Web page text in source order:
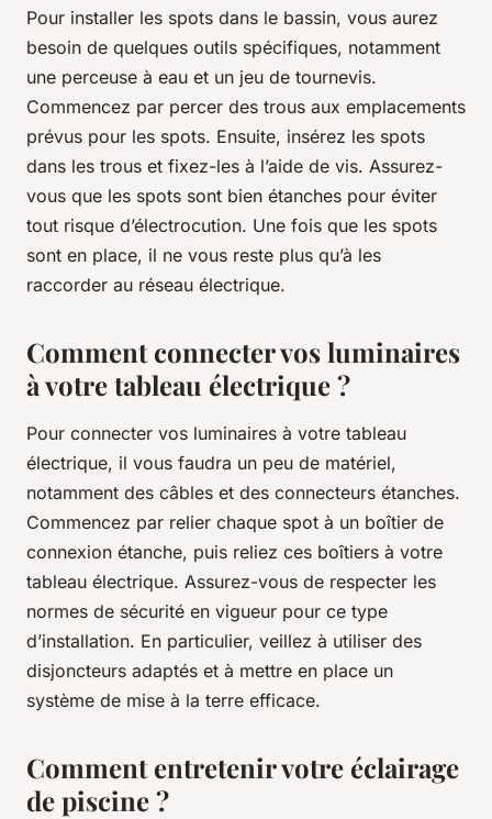
Pour installer les spots dans le bassin, vous aurez
besoin de quelques outils spécifiques, notamment
une perceuse à eau et un jeu de tournevis.
Commencez par percer des trous aux emplacements
prévus pour les spots. Ensuite, insérez les spots
dans les trous et fixez-les à l’aide de vis. Assurez-
vous que les spots sont bien étanches pour éviter
tout risque d’électrocution. Une fois que les spots
sont en place, il ne vous reste plus qu’à les
raccorder au réseau électrique.
Comment connecter vos luminaires
à votre tableau électrique ?
Pour connecter vos luminaires à votre tableau
électrique, il vous faudra un peu de matériel,
notamment des câbles et des connecteurs étanches.
Commencez par relier chaque spot à un boîtier de
connexion étanche, puis reliez ces boîtiers à votre
tableau électrique. Assurez-vous de respecter les
normes de sécurité en vigueur pour ce type
d’installation. En particulier, veillez à utiliser des
disjoncteurs adaptés et à mettre en place un
système de mise à la terre efficace.
Comment entretenir votre éclairage
de piscine ?